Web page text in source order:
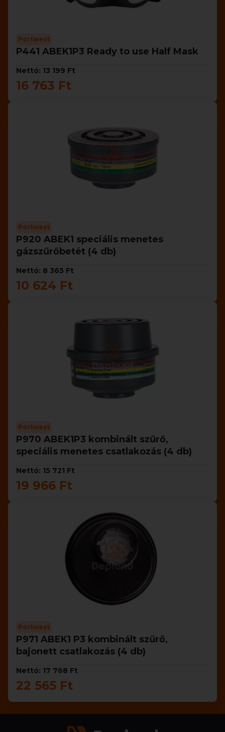
Portwest
P441 ABEK1P3 Ready to use Half Mask
Nettó: 13 199 Ft
16 763 Ft
Portwest
P920 ABEK1 speciális menetes
gázszűrőbetét (4 db)
Nettó: 8 365 Ft
10 624 Ft
Portwest
P970 ABEK1P3 kombinált szűrő,
speciális menetes csatlakozás (4 db)
Nettó: 15 721 Ft
19 966 Ft
Portwest
P971 ABEK1 P3 kombinált szűrő,
bajonett csatlakozás (4 db)
Nettó: 17 768 Ft
22 565 Ft